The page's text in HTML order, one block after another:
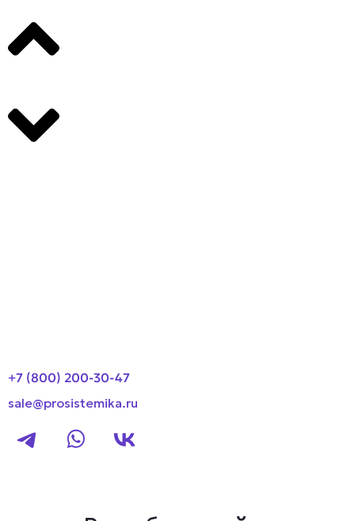
+7 (800) 200-30-47
sale@prosistemika.ru